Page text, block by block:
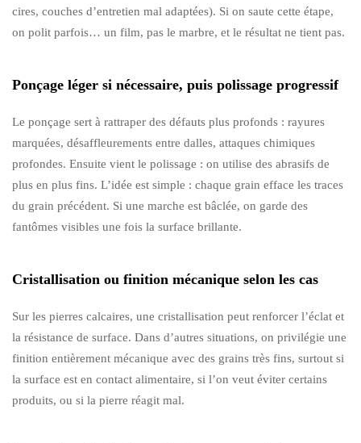
cires, couches d’entretien mal adaptées). Si on saute cette étape,
on polit parfois… un film, pas le marbre, et le résultat ne tient pas.
Ponçage léger si nécessaire, puis polissage progressif
Le ponçage sert à rattraper des défauts plus profonds : rayures
marquées, désaffleurements entre dalles, attaques chimiques
profondes. Ensuite vient le polissage : on utilise des abrasifs de
plus en plus fins. L’idée est simple : chaque grain efface les traces
du grain précédent. Si une marche est bâclée, on garde des
fantômes visibles une fois la surface brillante.
Cristallisation ou finition mécanique selon les cas
Sur les pierres calcaires, une cristallisation peut renforcer l’éclat et
la résistance de surface. Dans d’autres situations, on privilégie une
finition entièrement mécanique avec des grains très fins, surtout si
la surface est en contact alimentaire, si l’on veut éviter certains
produits, ou si la pierre réagit mal.